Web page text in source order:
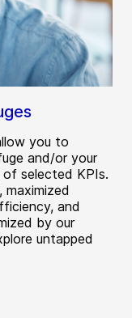
you to
and/or your
of selected KPIs.
maximized
and
by our
untapped